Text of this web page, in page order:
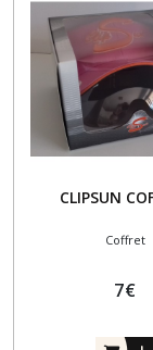
CLIPSUN
Coffret
7€